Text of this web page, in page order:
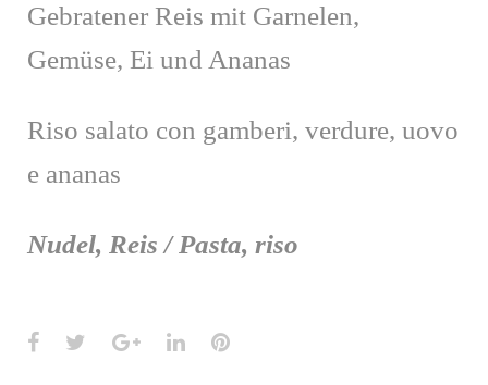
Gebratener Reis mit Garnelen,
Gemüse, Ei und Ananas
Riso salato con gamberi, verdure, uovo
e ananas
Nudel, Reis / Pasta, riso
Facebook
TwitterGoogle+LinkedInPinterest